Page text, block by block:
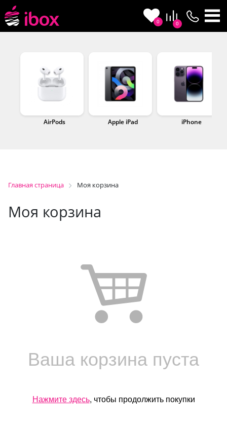
0 0
AirPods Apple iPad iPhone
Главная страница Моя корзина
Моя корзина
Ваша корзина пуста
Нажмите здесь, чтобы продолжить покупки